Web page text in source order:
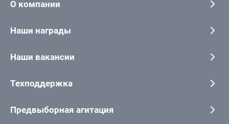
О компании
Наши награды
Наши вакансии
Техподдержка
Предвыборная агитация